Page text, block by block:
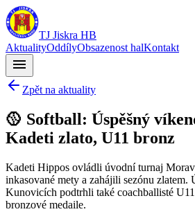
TJ Jiskra HB
AktualityOddílyObsazenost halKontakt
menu
Zpět na aktuality
🥎 Softball: Úspěšný
Kadeti zlato, U11 bronz
Kadeti Hippos ovládli úvodní turnaj
inkasované mety a zahájili sezónu zlatem.
Kunovicích podtrhli také coachballisté
bronzové medaile.